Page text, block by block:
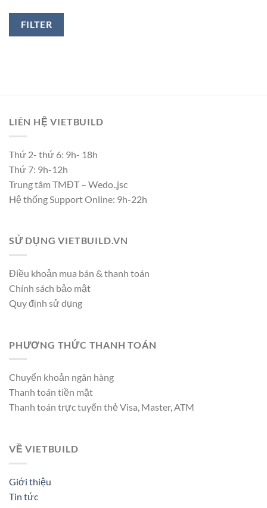
FILTER
LIÊN HỆ VIETBUILD
Thứ 2- thứ 6: 9h- 18h
Thứ 7: 9h-12h
Trung tâm TMĐT – Wedo.,jsc
Hệ thống Support Online: 9h-22h
SỬ DỤNG VIETBUILD.VN
Điều khoản mua bán & thanh toán
Chính sách bảo mật
Quy định sử dụng
PHƯƠNG THỨC THANH TOÁN
Chuyển khoản ngân hàng
Thanh toán tiền mặt
Thanh toán trực tuyến thẻ Visa, Master, ATM
VỀ VIETBUILD
Giới thiệu
Tin tức